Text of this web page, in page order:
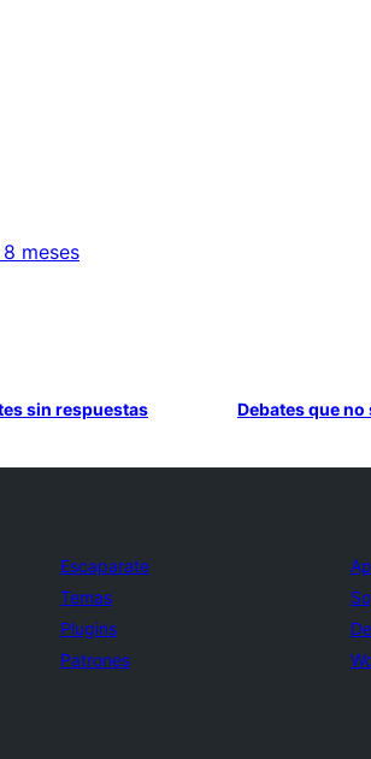
meses
sin respuestas Debates que
Escaparate
Temas
Plugins
Patrones